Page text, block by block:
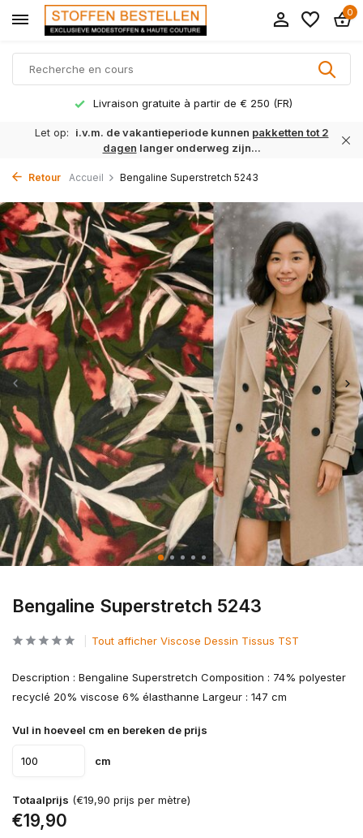
0
Livraison gratuite à partir de € 250 (FR)
Let op: i.v.m. de vakantieperiode kunnen pakketten tot 2
dagen langer onderweg zijn...
Retour Accueil Bengaline Superstretch 5243
Bengaline Superstretch 5243
Tout afficher Viscose Dessin Tissus TST
Description : Bengaline Superstretch Composition : 74% polyester
recyclé 20% viscose 6% élasthanne Largeur : 147 cm
Vul in hoeveel cm en bereken de prijs
cm
Totaalprijs (€19,90 prijs per mètre)
€19,90